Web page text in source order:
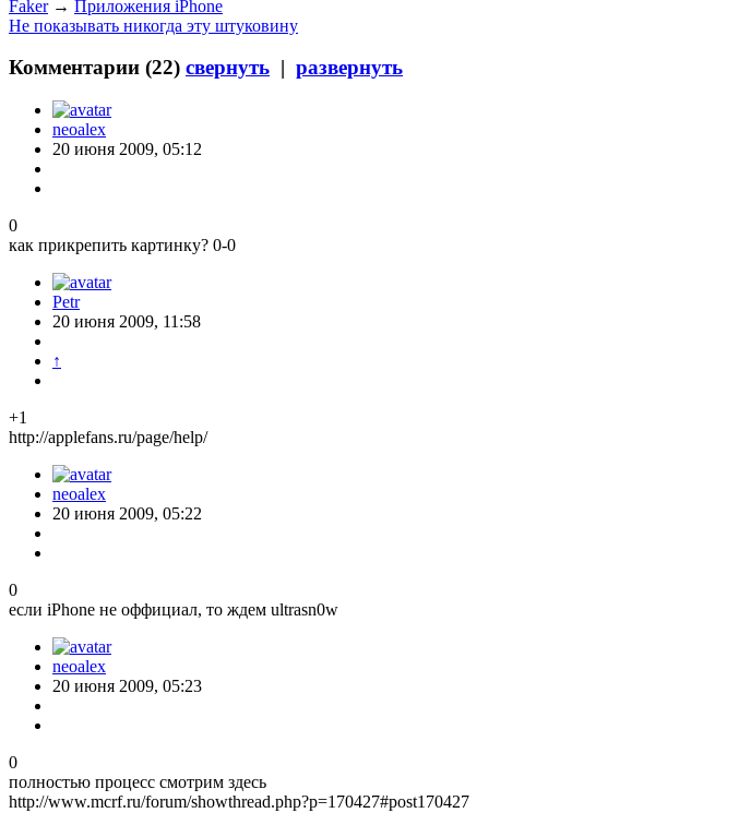
Faker→ Приложения iPhone
Не показывать никогда эту штуковину
Комментарии (22) свернуть | развернуть
neoalex
20 июня 2009, 05:12
0
как прикрепить картинку? 0-0
Petr
20 июня 2009, 11:58
↑
+1
http://applefans.ru/page/help/
neoalex
20 июня 2009, 05:22
0
если iPhone не оффициал, то ждем ultrasn0w
neoalex
20 июня 2009, 05:23
0
полностью процесс смотрим здесь
http://www.mcrf.ru/forum/showthread.php?p=170427#post170427